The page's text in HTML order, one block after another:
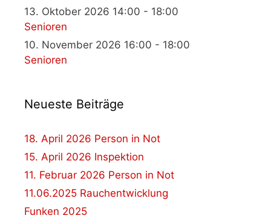
13. Oktober 2026 14:00 - 18:00
Senioren
10. November 2026 16:00 - 18:00
Senioren
Neueste Beiträge
18. April 2026 Person in Not
15. April 2026 Inspektion
11. Februar 2026 Person in Not
11.06.2025 Rauchentwicklung
Funken 2025